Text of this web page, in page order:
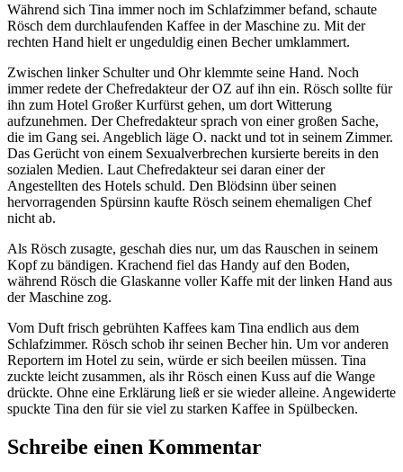
Während sich Tina immer noch im Schlafzimmer befand, schaute
Rösch dem durchlaufenden Kaffee in der Maschine zu. Mit der
rechten Hand hielt er ungeduldig einen Becher umklammert.
Zwischen linker Schulter und Ohr klemmte seine Hand. Noch
immer redete der Chefredakteur der OZ auf ihn ein. Rösch sollte für
ihn zum Hotel Großer Kurfürst gehen, um dort Witterung
aufzunehmen. Der Chefredakteur sprach von einer großen Sache,
die im Gang sei. Angeblich läge O. nackt und tot in seinem Zimmer.
Das Gerücht von einem Sexualverbrechen kursierte bereits in den
sozialen Medien. Laut Chefredakteur sei daran einer der
Angestellten des Hotels schuld. Den Blödsinn über seinen
hervorragenden Spürsinn kaufte Rösch seinem ehemaligen Chef
nicht ab.
Als Rösch zusagte, geschah dies nur, um das Rauschen in seinem
Kopf zu bändigen. Krachend fiel das Handy auf den Boden,
während Rösch die Glaskanne voller Kaffe mit der linken Hand aus
der Maschine zog.
Vom Duft frisch gebrühten Kaffees kam Tina endlich aus dem
Schlafzimmer. Rösch schob ihr seinen Becher hin. Um vor anderen
Reportern im Hotel zu sein, würde er sich beeilen müssen. Tina
zuckte leicht zusammen, als ihr Rösch einen Kuss auf die Wange
drückte. Ohne eine Erklärung ließ er sie wieder alleine. Angewiderte
spuckte Tina den für sie viel zu starken Kaffee in Spülbecken.
Schreibe einen Kommentar